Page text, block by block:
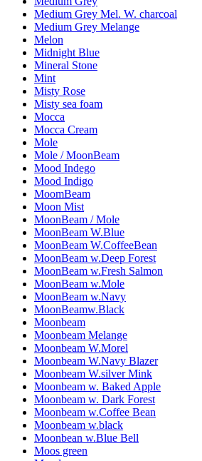
Medium Grey Mel. W. charcoal
Medium Grey Melange
Melon
Midnight Blue
Mineral Stone
Mint
Misty Rose
Misty sea foam
Mocca
Mocca Cream
Mole
Mole / MoonBeam
Mood Indego
Mood Indigo
MoomBeam
Moon Mist
MoonBeam / Mole
MoonBeam W.Blue
MoonBeam W.CoffeeBean
MoonBeam w.Deep Forest
MoonBeam w.Fresh Salmon
MoonBeam w.Mole
MoonBeam w.Navy
MoonBeamw.Black
Moonbeam
Moonbeam Melange
Moonbeam W.Morel
Moonbeam W.Navy Blazer
Moonbeam W.silver Mink
Moonbeam w. Baked Apple
Moonbeam w. Dark Forest
Moonbeam w.Coffee Bean
Moonbeam w.black
Moonbean w.Blue Bell
Moos green